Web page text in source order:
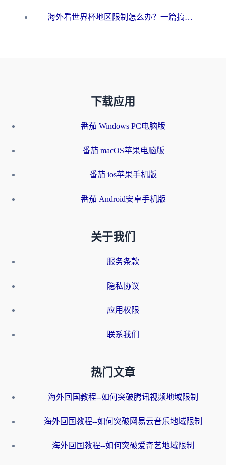
海外看世界杯地区限制怎么办？一篇搞定咪咕视频播放+国内资源无缝访问指南
下载应用
番茄 Windows PC电脑版
番茄 macOS苹果电脑版
番茄 ios苹果手机版
番茄 Android安卓手机版
关于我们
服务条款
隐私协议
应用权限
联系我们
热门文章
海外回国教程--如何突破腾讯视频地域限制
海外回国教程--如何突破网易云音乐地域限制
海外回国教程--如何突破爱奇艺地域限制